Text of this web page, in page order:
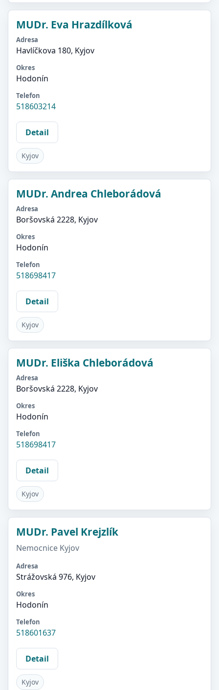
MUDr. Eva Hrazdílková
Adresa
Havlíčkova 180, Kyjov
Okres
Hodonín
Telefon
518603214
Detail
Kyjov
MUDr. Andrea Chleborádová
Adresa
Boršovská 2228, Kyjov
Okres
Hodonín
Telefon
518698417
Detail
Kyjov
MUDr. Eliška Chleborádová
Adresa
Boršovská 2228, Kyjov
Okres
Hodonín
Telefon
518698417
Detail
Kyjov
MUDr. Pavel Krejzlík
Nemocnice Kyjov
Adresa
Strážovská 976, Kyjov
Okres
Hodonín
Telefon
518601637
Detail
Kyjov